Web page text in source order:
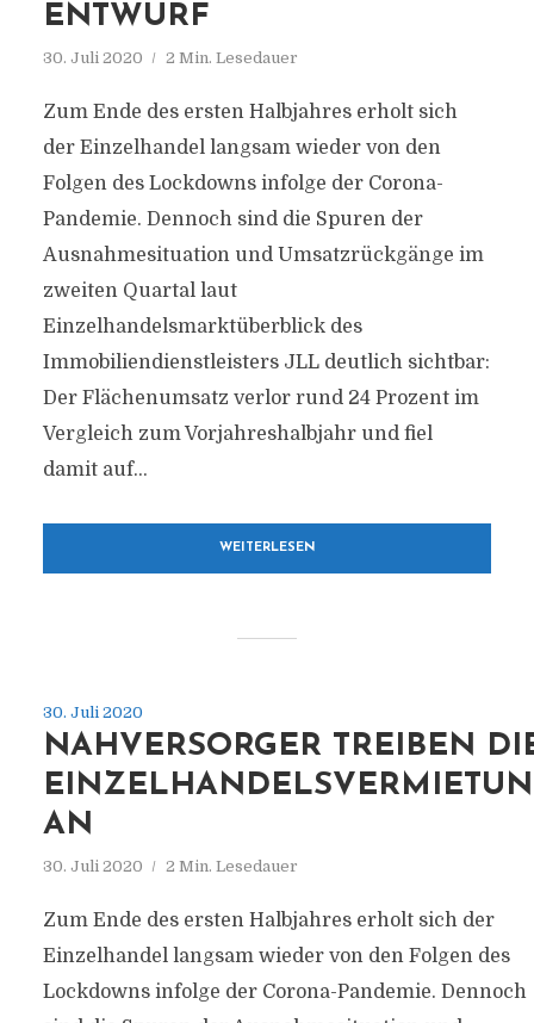
ENTWURF
30. Juli 2020 2 Min. Lesedauer
Zum Ende des ersten Halbjahres erholt sich
der Einzelhandel langsam wieder von den
Folgen des Lockdowns infolge der Corona-
Pandemie. Dennoch sind die Spuren der
Ausnahmesituation und Umsatzrückgänge im
zweiten Quartal laut
Einzelhandelsmarktüberblick des
Immobiliendienstleisters JLL deutlich sichtbar:
Der Flächenumsatz verlor rund 24 Prozent im
Vergleich zum Vorjahreshalbjahr und fiel
damit auf...
WEITERLESEN
30. Juli 2020
NAHVERSORGER TREIBEN
AN
30. Juli 2020 2 Min. Lesedauer
Zum Ende des ersten Halbjahres erholt sich der
Einzelhandel langsam wieder von den Folgen des
Lockdowns infolge der Corona-Pandemie. Dennoch